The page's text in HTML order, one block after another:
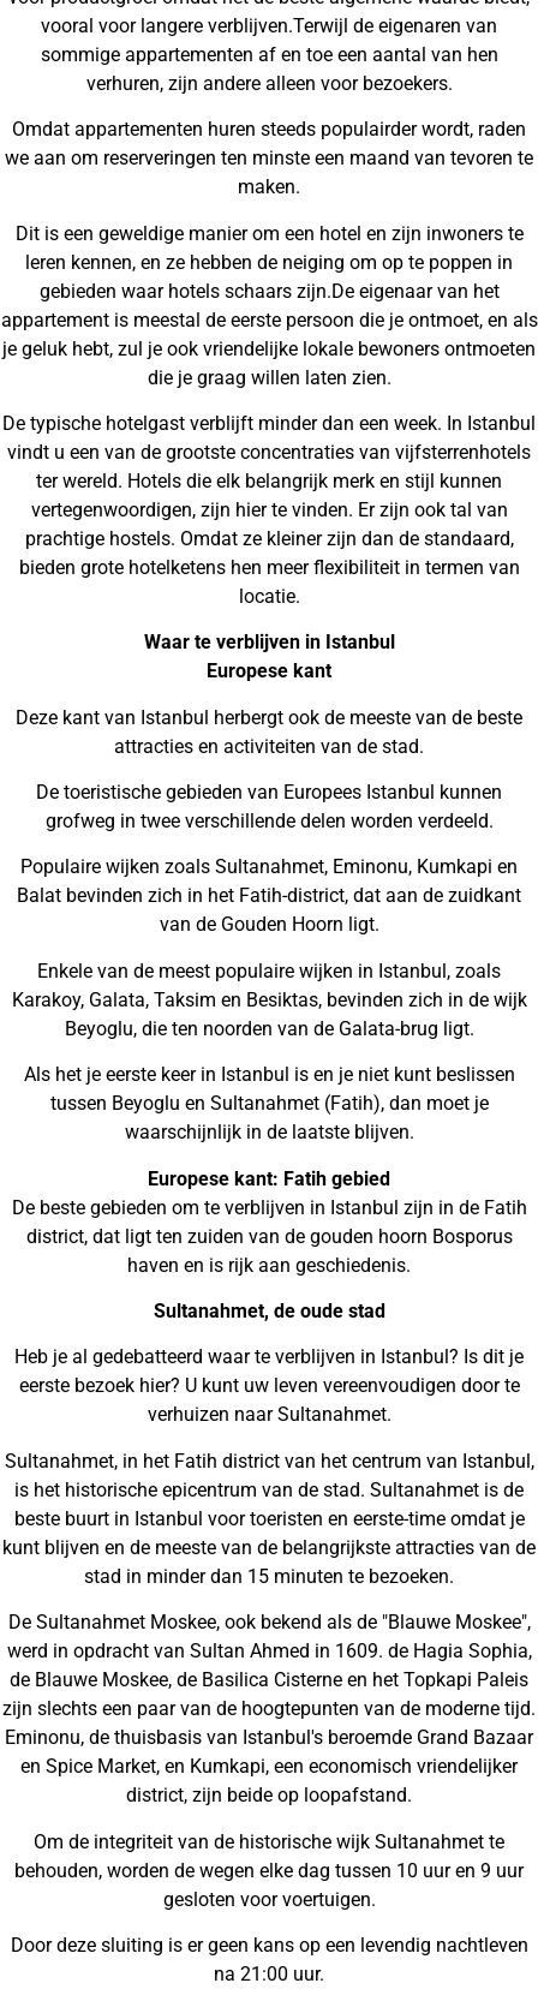
vooral voor langere verblijven.Terwijl de eigenaren van
sommige appartementen af en toe een aantal van hen
verhuren, zijn andere alleen voor bezoekers.
Omdat appartementen huren steeds populairder wordt, raden
we aan om reserveringen ten minste een maand van tevoren te
maken.
Dit is een geweldige manier om een hotel en zijn inwoners te
leren kennen, en ze hebben de neiging om op te poppen in
gebieden waar hotels schaars zijn.De eigenaar van het
appartement is meestal de eerste persoon die je ontmoet, en als
je geluk hebt, zul je ook vriendelijke lokale bewoners ontmoeten
die je graag willen laten zien.
De typische hotelgast verblijft minder dan een week. In Istanbul
vindt u een van de grootste concentraties van vijfsterrenhotels
ter wereld. Hotels die elk belangrijk merk en stijl kunnen
vertegenwoordigen, zijn hier te vinden. Er zijn ook tal van
prachtige hostels. Omdat ze kleiner zijn dan de standaard,
bieden grote hotelketens hen meer flexibiliteit in termen van
locatie.
Waar te verblijven in Istanbul
Europese kant
Deze kant van Istanbul herbergt ook de meeste van de beste
attracties en activiteiten van de stad.
De toeristische gebieden van Europees Istanbul kunnen
grofweg in twee verschillende delen worden verdeeld.
Populaire wijken zoals Sultanahmet, Eminonu, Kumkapi en
Balat bevinden zich in het Fatih-district, dat aan de zuidkant
van de Gouden Hoorn ligt.
Enkele van de meest populaire wijken in Istanbul, zoals
Karakoy, Galata, Taksim en Besiktas, bevinden zich in de wijk
Beyoglu, die ten noorden van de Galata-brug ligt.
Als het je eerste keer in Istanbul is en je niet kunt beslissen
tussen Beyoglu en Sultanahmet (Fatih), dan moet je
waarschijnlijk in de laatste blijven.
Europese kant: Fatih gebied
De beste gebieden om te verblijven in Istanbul zijn in de Fatih
district, dat ligt ten zuiden van de gouden hoorn Bosporus
haven en is rijk aan geschiedenis.
Sultanahmet, de oude stad
Heb je al gedebatteerd waar te verblijven in Istanbul? Is dit je
eerste bezoek hier? U kunt uw leven vereenvoudigen door te
verhuizen naar Sultanahmet.
Sultanahmet, in het Fatih district van het centrum van Istanbul,
is het historische epicentrum van de stad. Sultanahmet is de
beste buurt in Istanbul voor toeristen en eerste-time omdat je
kunt blijven en de meeste van de belangrijkste attracties van de
stad in minder dan 15 minuten te bezoeken.
De Sultanahmet Moskee, ook bekend als de "Blauwe Moskee",
werd in opdracht van Sultan Ahmed in 1609. de Hagia Sophia,
de Blauwe Moskee, de Basilica Cisterne en het Topkapi Paleis
zijn slechts een paar van de hoogtepunten van de moderne tijd.
Eminonu, de thuisbasis van Istanbul's beroemde Grand Bazaar
en Spice Market, en Kumkapi, een economisch vriendelijker
district, zijn beide op loopafstand.
Om de integriteit van de historische wijk Sultanahmet te
behouden, worden de wegen elke dag tussen 10 uur en 9 uur
gesloten voor voertuigen.
Door deze sluiting is er geen kans op een levendig nachtleven
na 21:00 uur.